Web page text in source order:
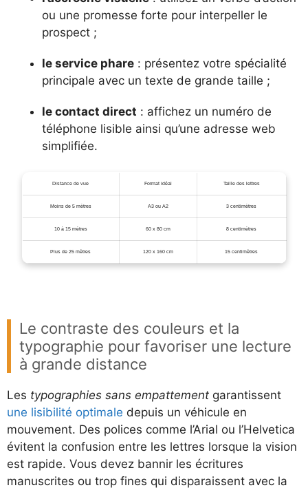
ou une promesse forte pour interpeller le
prospect ;
le service phare : présentez votre spécialité
principale avec un texte de grande taille ;
le contact direct : affichez un numéro de
téléphone lisible ainsi qu’une adresse web
simplifiée.
Distance de vue Format idéal Taille des lettres
Moins de 5 mètres A3 ou A2 3 centimètres
10 à 15 mètres 60 x 80 cm 8 centimètres
Plus de 25 mètres 120 x 160 cm 15 centimètres
Le contraste des couleurs et la
typographie pour favoriser une lecture
à grande distance
Les typographies sans empattement garantissent
une lisibilité optimale depuis un véhicule en
mouvement. Des polices comme l’Arial ou l’Helvetica
évitent la confusion entre les lettres lorsque la vision
est rapide. Vous devez bannir les écritures
manuscrites ou trop fines qui disparaissent avec la